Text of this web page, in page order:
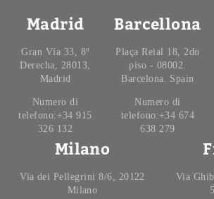
Madrid
Gran Vía 33, 8º
Derecha, 28013,
Madrid
Numero di
telefono:+34 915
326 132
Barcellona
Plaça Reial 18, 2do
piso - 08002.
Barcelona. Spain
Numero di
telefono:+34 674
638 279
Milano
Via dei Pellegrini 8/6, 20122
Milano
Via